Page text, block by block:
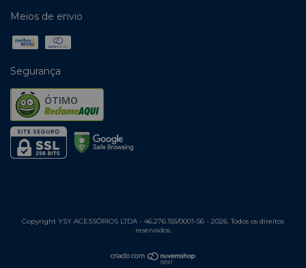
Meios de envio
Segurança
ÓTIMO
Copyright YSY ACESSÓRIOS LTDA - 46.276.155/0001-56 - 2026. Todos os direitos
reservados.